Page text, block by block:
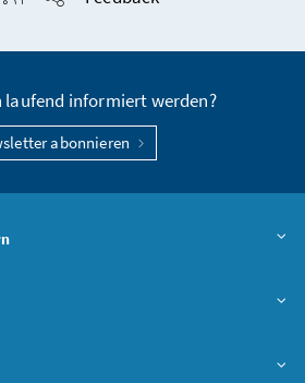
laufend informiert werden?
abonnieren